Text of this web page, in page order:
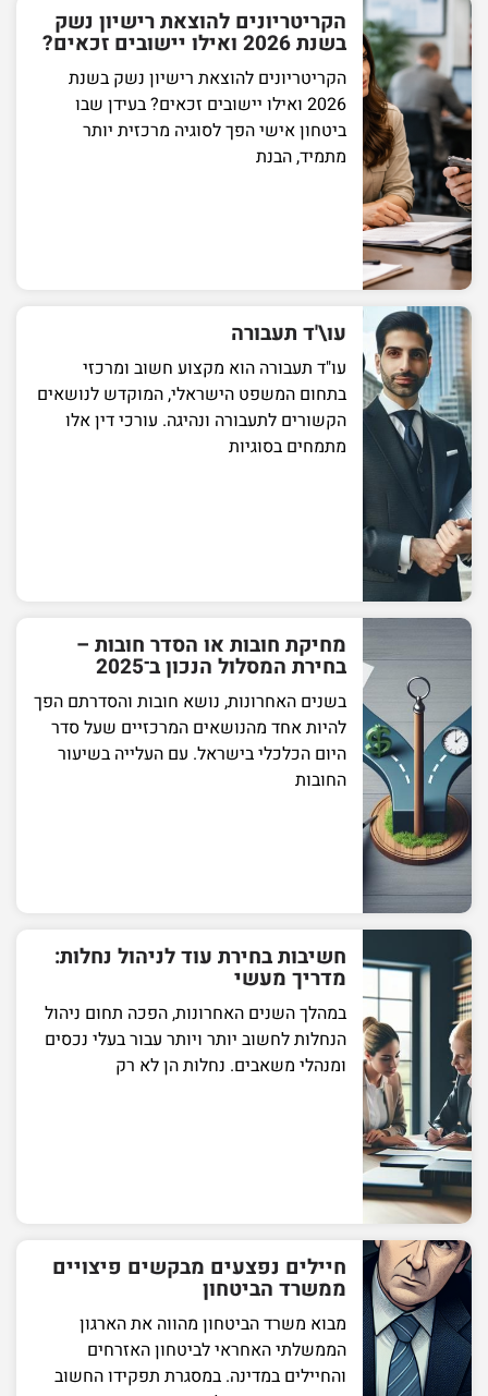
הקריטריונים להוצאת רישיון נשק
בשנת 2026 ואילו יישובים זכאים?
הקריטריונים להוצאת רישיון נשק בשנת
2026 ואילו יישובים זכאים? בעידן שבו
ביטחון אישי הפך לסוגיה מרכזית יותר
מתמיד, הבנת
עו\'ד תעבורה
עו"ד תעבורה הוא מקצוע חשוב ומרכזי
בתחום המשפט הישראלי, המוקדש לנושאים
הקשורים לתעבורה ונהיגה. עורכי דין אלו
מתמחים בסוגיות
מחיקת חובות או הסדר חובות –
בחירת המסלול הנכון ב־2025
בשנים האחרונות, נושא חובות והסדרתם הפך
להיות אחד מהנושאים המרכזיים שעל סדר
היום הכלכלי בישראל. עם העלייה בשיעור
החובות
חשיבות בחירת עוד לניהול נחלות:
מדריך מעשי
במהלך השנים האחרונות, הפכה תחום ניהול
הנחלות לחשוב יותר ויותר עבור בעלי נכסים
ומנהלי משאבים. נחלות הן לא רק
חיילים נפצעים מבקשים פיצויים
ממשרד הביטחון
מבוא משרד הביטחון מהווה את הארגון
הממשלתי האחראי לביטחון האזרחים
והחיילים במדינה. במסגרת תפקידו החשוב